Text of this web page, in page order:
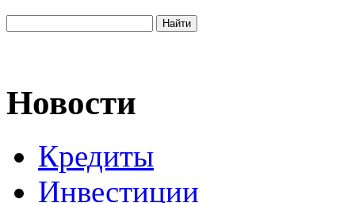
Новости
Кредиты
Инвестиции